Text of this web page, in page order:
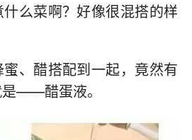
么菜啊？好像很混搭的样
、醋搭配到一起，竟然有
——醋蛋液。